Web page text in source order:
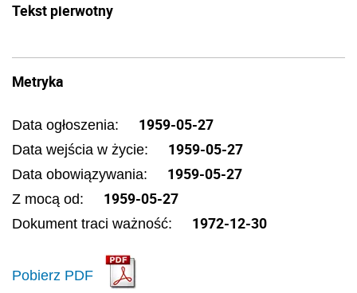
Tekst pierwotny
Metryka
Data ogłoszenia: 1959-05-27
Data wejścia w życie: 1959-05-27
Data obowiązywania: 1959-05-27
Z mocą od: 1959-05-27
Dokument traci ważność: 1972-12-30
Pobierz PDF